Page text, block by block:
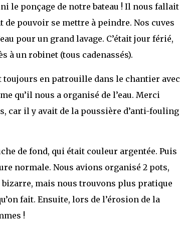
le ponçage de notre bateau ! Il nous fallait
de pouvoir se mettre à peindre. Nos cuves
pour un grand lavage. C’était jour férié,
un robinet (tous cadenassés).
toujours en patrouille dans le chantier avec
qu’il nous a organisé de l’eau. Merci
car il y avait de la poussière d’anti-fouling
de fond, qui était couleur argentée. Puis
normale. Nous avions organisé 2 pots,
mais nous trouvons plus pratique
fait. Ensuite, lors de l’érosion de la
!